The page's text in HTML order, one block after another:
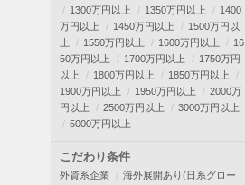
1300万円以上
1350万円以上
1400
万円以上
1450万円以上
1500万円以
上
1550万円以上 1600万円以上
16
50万円以上
1700万円以上
1750万円
以上
1800万円以上
1850万円以上
1900万円以上
1950万円以上
2000万
円以上
2500万円以上
3000万円以上
5000万円以上
こだわり条件
外資系企業
海外展開あり(日系グロー